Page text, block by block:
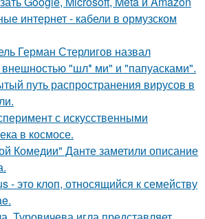
интернет - кабели в ормузском
Герман Стерлигов назвал
внешностью "шл* ми" и "папуасками".
путь распространения вирусов в
с искусственными
в космосе.
Комедии" Данте заметили описание
- это клоп, относящийся к семейству